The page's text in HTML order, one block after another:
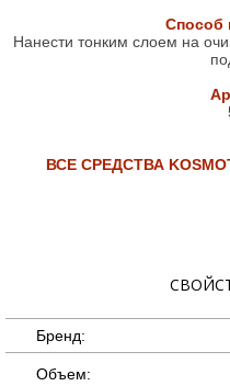
Способ
Нанести тонким слоем на
ВСЕ СРЕДСТВА
Бренд:
Объем: